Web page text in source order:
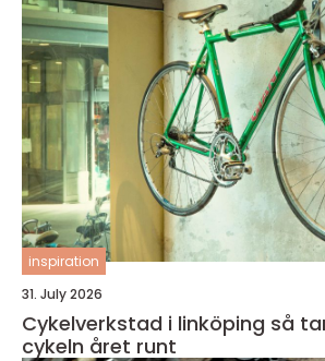
inspiration
31. July 2026
Cykelverkstad i linköping så tar du hand om
cykeln året runt